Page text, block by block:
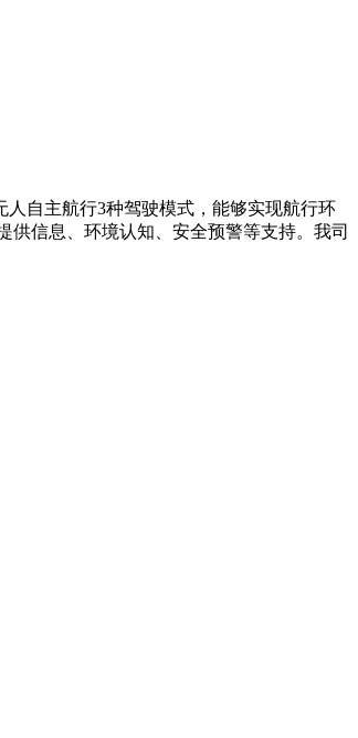
人自主航行3种驾驶模式，能够实现航行环
信息、环境认知、安全预警等支持。我司